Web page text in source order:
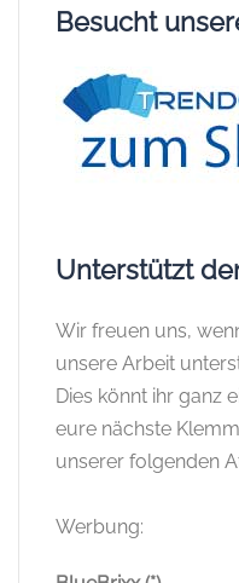
Besucht
Unterstützt
Wir freuen uns,
unsere Arbeit
Dies könnt ihr ganz
eure nächste
unserer folgenden
Werbung: